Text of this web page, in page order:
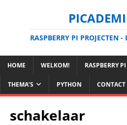
RASPBERRY PI PROJECTEN
HOME WELKOM! RASPBERRY PI
THEMA’S PYTHON CONTACT
schakelaar